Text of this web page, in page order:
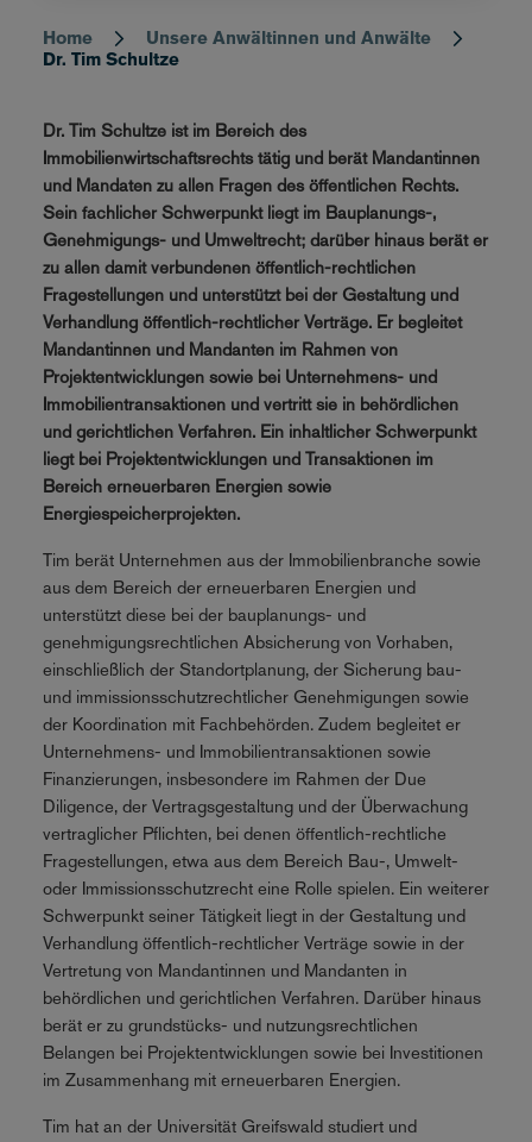
Breadcrumb
Home
Unsere Anwältinnen und Anwälte
Dr. Tim Schultze
Dr. Tim Schultze ist im Bereich des
Immobilienwirtschaftsrechts tätig und berät Mandantinnen
und Mandaten zu allen Fragen des öffentlichen Rechts.
Sein fachlicher Schwerpunkt liegt im Bauplanungs-,
Genehmigungs- und Umweltrecht; darüber hinaus berät er
zu allen damit verbundenen öffentlich-rechtlichen
Fragestellungen und unterstützt bei der Gestaltung und
Verhandlung öffentlich-rechtlicher Verträge. Er begleitet
Mandantinnen und Mandanten im Rahmen von
Projektentwicklungen sowie bei Unternehmens- und
Immobilientransaktionen und vertritt sie in behördlichen
und gerichtlichen Verfahren. Ein inhaltlicher Schwerpunkt
liegt bei Projektentwicklungen und Transaktionen im
Bereich erneuerbaren Energien sowie
Energiespeicherprojekten.
Tim berät Unternehmen aus der Immobilienbranche sowie
aus dem Bereich der erneuerbaren Energien und
unterstützt diese bei der bauplanungs- und
genehmigungsrechtlichen Absicherung von Vorhaben,
einschließlich der Standortplanung, der Sicherung bau-
und immissionsschutzrechtlicher Genehmigungen sowie
der Koordination mit Fachbehörden. Zudem begleitet er
Unternehmens- und Immobilientransaktionen sowie
Finanzierungen, insbesondere im Rahmen der Due
Diligence, der Vertragsgestaltung und der Überwachung
vertraglicher Pflichten, bei denen öffentlich-rechtliche
Fragestellungen, etwa aus dem Bereich Bau-, Umwelt-
oder Immissionsschutzrecht eine Rolle spielen. Ein weiterer
Schwerpunkt seiner Tätigkeit liegt in der Gestaltung und
Verhandlung öffentlich-rechtlicher Verträge sowie in der
Vertretung von Mandantinnen und Mandanten in
behördlichen und gerichtlichen Verfahren. Darüber hinaus
berät er zu grundstücks- und nutzungsrechtlichen
Belangen bei Projektentwicklungen sowie bei Investitionen
im Zusammenhang mit erneuerbaren Energien.
Tim hat an der Universität Greifswald studiert und